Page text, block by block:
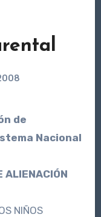
de
Nacional
ALIENACIÓN
NIÑOS